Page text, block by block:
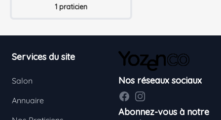
1 praticien
Services du site
Salon
Annuaire
Nos réseaux sociaux
FacebookInstagram
Abonnez-vous à notre